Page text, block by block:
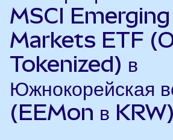
MSCI Emerging
Markets ETF
Tokenized) в
Южнокорейская
(EEMon в KRW)